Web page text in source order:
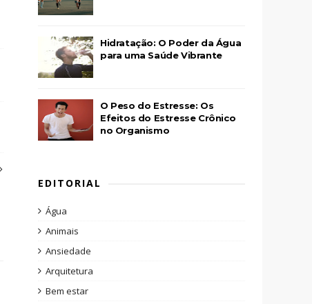
Hidratação: O Poder da Água
para uma Saúde Vibrante
O Peso do Estresse: Os
Efeitos do Estresse Crônico
no Organismo
EDITORIAL
Água
Animais
Ansiedade
Arquitetura
Bem estar